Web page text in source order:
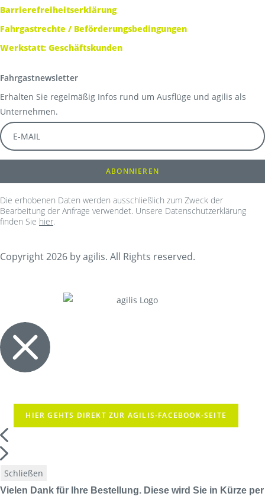
Barrierefreiheitserklärung
Fahrgastrechte / Beförderungsbedingungen
Werkstatt: Geschäftskunden
Fahrgastnewsletter
Erhalten Sie regelmäßig Infos rund um Ausflüge und agilis als
Unternehmen.
Die erhobenen Daten werden ausschließlich zum Zweck der
Bearbeitung der Anfrage verwendet. Unsere Datenschutzerklärung
finden Sie hier.
Copyright 2026 by agilis. All Rights reserved.
HIER GEHTS DIREKT ZUR AGILIS-FACEBOOK-SEITE
Schließen
Vielen Dank für Ihre Bestellung. Diese wird Sie in Kürze per